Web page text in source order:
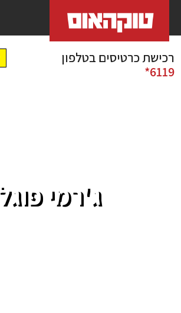
רכישת כרטיסים בטלפון
6119*
ג'רמי פוגל